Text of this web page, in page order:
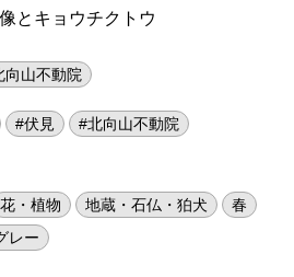
とキョウチクトウ
向山不動院
#伏見
#北向山不動院
花・植物 地蔵・石仏・狛犬
春
レー